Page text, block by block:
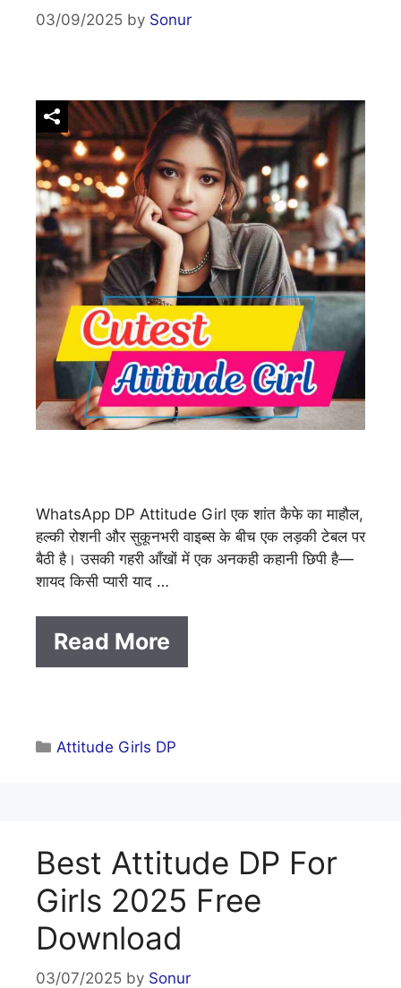
03/09/2025 by Sonur
WhatsApp DP Attitude Girl एक शांत कैफे का माहौल,
हल्की रोशनी और सुकूनभरी वाइब्स के बीच एक लड़की टेबल पर
बैठी है। उसकी गहरी आँखों में एक अनकही कहानी छिपी है—
शायद किसी प्यारी याद …
Read More
Categories
Attitude Girls DP
Best Attitude DP For
Girls 2025 Free
Download
03/07/2025 by Sonur